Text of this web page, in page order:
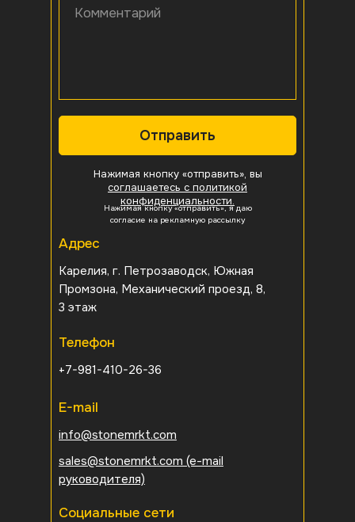
Адрес
Карелия, г. Петрозаводск, Южная
Промзона, Механический проезд, 8,
3 этаж
Телефон
+7-981-410-26-36
E-mail
info@stonemrkt.com
sales@stonemrkt.com (e-mail
руководителя)
Социальные сети
Комментарий
Отправить
Нажимая кнопку «отправить», вы
соглашаетесь с политикой
конфиденциальности.
Нажимая кнопку «отправить», я даю
согласие на рекламную рассылку